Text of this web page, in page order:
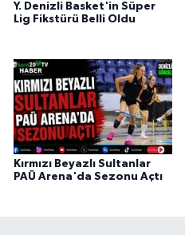
Y. Denizli Basket'in Süper
Lig Fikstürü Belli Oldu
Kırmızı Beyazlı Sultanlar
PAÜ Arena'da Sezonu Açtı